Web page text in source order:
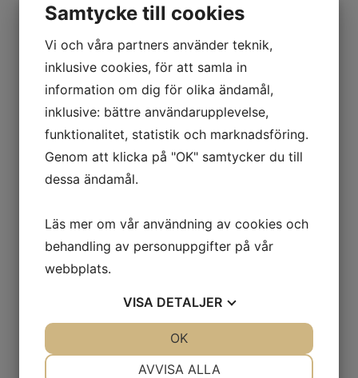
Samtycke till cookies
Vi och våra partners använder teknik,
inklusive cookies, för att samla in
information om dig för olika ändamål,
inklusive: bättre användarupplevelse,
funktionalitet, statistik och marknadsföring.
Genom att klicka på "OK" samtycker du till
dessa ändamål.
Läs mer om vår användning av cookies och
behandling av personuppgifter på vår
webbplats.
VISA DETALJER
AVVISA ALLA
OK